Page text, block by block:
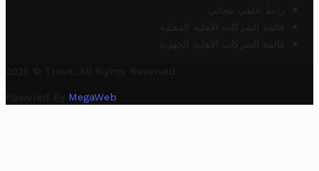
رابط خلفي مجاني
قائمة الشركات الأهلية المحلية
قائمة الشركات الأهلية الجهوية
2025 © Trovit. All Rights Reserved.
Powered By MegaWeb